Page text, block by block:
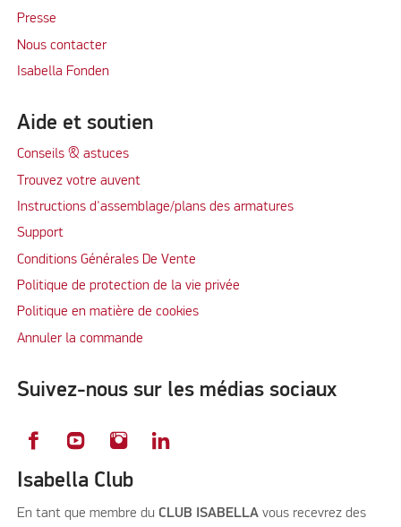
Presse
Nous contacter
Isabella Fonden
Aide et soutien
Conseils & astuces
Trouvez votre auvent
Instructions d'assemblage/plans des armatures
Support
Conditions Générales De Vente
Politique de protection de la vie privée
Politique en matière de cookies
Annuler la commande
Suivez-nous sur les médias sociaux
Isabella Club
En tant que membre du CLUB ISABELLA vous recevrez des